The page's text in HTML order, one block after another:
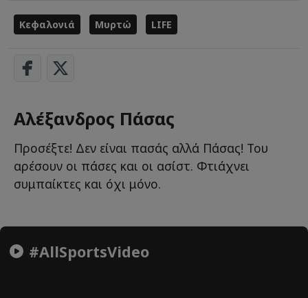
Κεφαλονιά Μυρτώ LIFE
Αλέξανδρος Πάσας
Προσέξτε! Δεν είναι πασάς αλλά Πάσας! Του
αρέσουν οι πάσες και οι ασίστ. Φτιάχνει
συμπαίκτες και όχι μόνο.
#AllSportsVideo